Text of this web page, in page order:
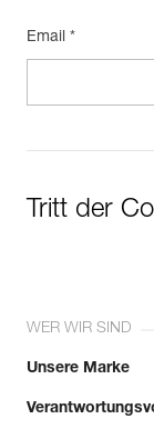
Email *
Tritt der
WER WIR SIND
Unsere Marke